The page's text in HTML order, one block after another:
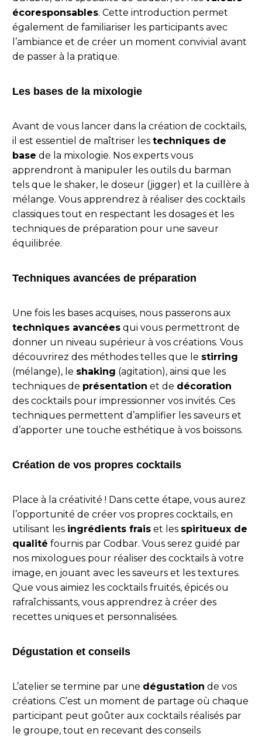
écoresponsables. Cette introduction permet
également de familiariser les participants avec
l’ambiance et de créer un moment convivial avant
de passer à la pratique.
Les bases de la mixologie
Avant de vous lancer dans la création de cocktails,
il est essentiel de maîtriser les techniques de
base de la mixologie. Nos experts vous
apprendront à manipuler les outils du barman
tels que le shaker, le doseur (jigger) et la cuillère à
mélange. Vous apprendrez à réaliser des cocktails
classiques tout en respectant les dosages et les
techniques de préparation pour une saveur
équilibrée.
Techniques avancées de préparation
Une fois les bases acquises, nous passerons aux
techniques avancées qui vous permettront de
donner un niveau supérieur à vos créations. Vous
découvrirez des méthodes telles que le stirring
(mélange), le shaking (agitation), ainsi que les
techniques de présentation et de décoration
des cocktails pour impressionner vos invités. Ces
techniques permettent d’amplifier les saveurs et
d’apporter une touche esthétique à vos boissons.
Création de vos propres cocktails
Place à la créativité ! Dans cette étape, vous aurez
l’opportunité de créer vos propres cocktails, en
utilisant les ingrédients frais et les spiritueux de
qualité fournis par Codbar. Vous serez guidé par
nos mixologues pour réaliser des cocktails à votre
image, en jouant avec les saveurs et les textures.
Que vous aimiez les cocktails fruités, épicés ou
rafraîchissants, vous apprendrez à créer des
recettes uniques et personnalisées.
Dégustation et conseils
L’atelier se termine par une dégustation de vos
créations. C’est un moment de partage où chaque
participant peut goûter aux cocktails réalisés par
le groupe, tout en recevant des conseils